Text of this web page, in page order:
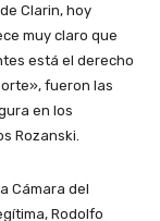
Clarin, hoy
muy claro que
está el derecho
fueron las
en los
Rozanski.
Cámara del
Rodolfo